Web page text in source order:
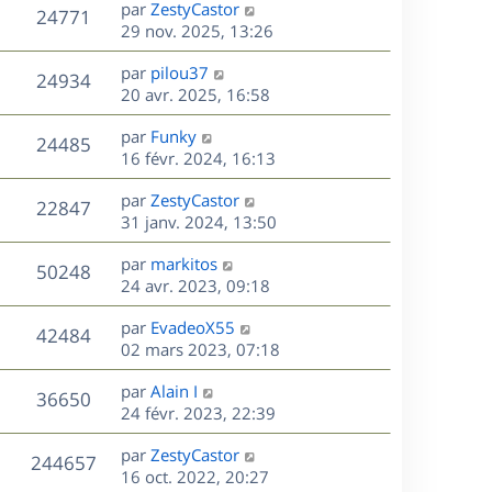
e
s
n
i
e
r
m
e
s
s
a
g
e
24771
u
D
e
r
n
i
e
r
m
e
s
s
a
g
e
par ZestyCastor
29 nov. 2025, 13:26
24934V
u
s
D
e
r
n
i
e
r
m
e
s
s
a
g
e
par pilou37
20 avr. 2025, 16:58
24485V
u
s
D
e
r
n
i
e
r
m
e
s
s
a
g
e
par Funky
16 févr. 2024, 16:13
22847V
u
e
D
e
r
n
i
e
r
m
e
s
s
a
g
e
par ZestyCastor
31 janv. 2024, 13:50
50248V
u
s
D
e
r
n
i
e
r
m
e
s
s
par markitos
24 avr. 2023, 09:18
42484V
u
s
D
e
r
n
i
e
r
m
par EvadeoX55
02 mars 2023, 07:18
36650V
u
e
D
e
r
n
i
par Alain I
24 févr. 2023, 22:39
244657V
D
e
par ZestyCastor
16 oct. 2022, 20:27